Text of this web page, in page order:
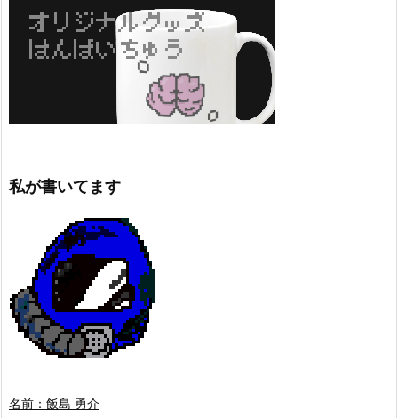
私が書いてます
名前：飯島 勇介